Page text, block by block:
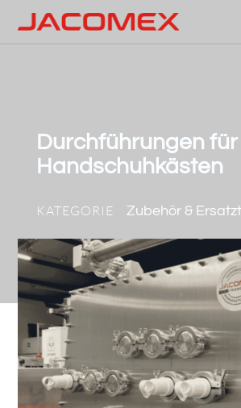
Durchführungen für
Handschuhkästen
KATEGORIE Zubehör &